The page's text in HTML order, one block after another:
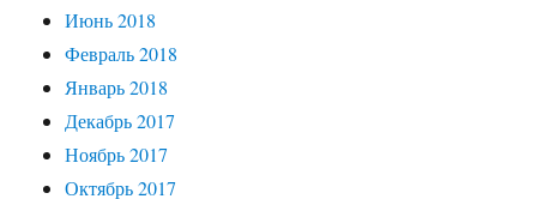
Июнь 2018
Февраль 2018
Январь 2018
Декабрь 2017
Ноябрь 2017
Октябрь 2017